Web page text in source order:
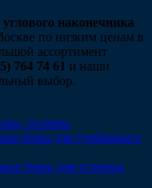
наконечника
по низким ценам в
ассортимент
764 74 61 и наши
выбор.
полиры
боры для турбинного
боры для угловых